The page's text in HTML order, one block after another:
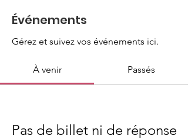
Événements
Gérez et suivez vos événements ici.
À venir Passés
Pas de billet ni de réponse